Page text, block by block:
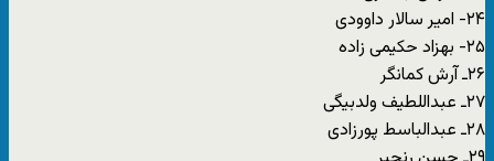
۲۴- امیر سالار داوودی
۲۵- بهزاد حکیمی زاده
۲۶ـ آرش کمانگر
۲۷ـ عبداللطیف ولدبیگی
۲٨ـ عبدالباسط پورزادی